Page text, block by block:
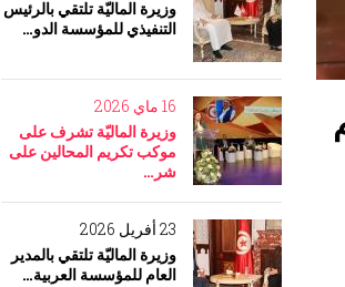
وزيرة الماليّة تلتقي بالرئيس
التنفيذي للمؤسسة الدو…
16 ماي 2026
وزيرة الماليّة تشرف على
موكب تكريم المحالين على
شر…
23 أفريل 2026
وزيرة الماليّة تلتقي بالمدير
العام للمؤسسة العربية…